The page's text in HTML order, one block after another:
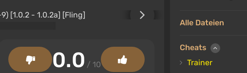
Alle Dateien
Cheats
Trainer
0.0 / 10